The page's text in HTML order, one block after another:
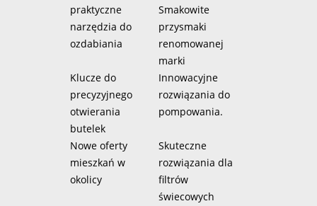
praktyczne
narzędzia do
ozdabiania
Smakowite
przysmaki
renomowanej
marki
Klucze do
precyzyjnego
otwierania
butelek
Innowacyjne
rozwiązania do
pompowania.
Nowe oferty
mieszkań w
okolicy
Skuteczne
rozwiązania dla
filtrów
świecowych